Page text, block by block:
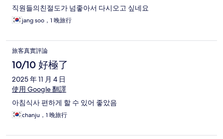
직원들의친절도가 넘좋아서 다시오고 싶네요
jang soo，1 晚旅行
旅客真實評論
10/10 好極了
2025 年 11 月 4 日
使用 Google 翻譯
아침식사 편하게 할 수 있어 좋았음
chanju，1 晚旅行